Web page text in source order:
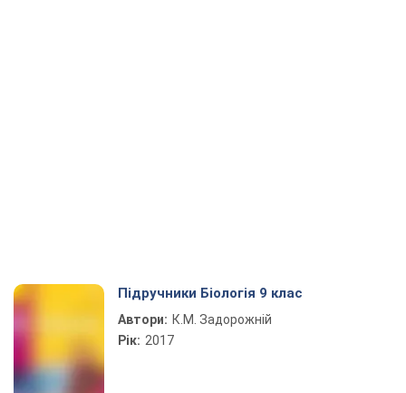
Підручники Біологія 9 клас
Автори: К.М. Задорожній
Рік: 2017